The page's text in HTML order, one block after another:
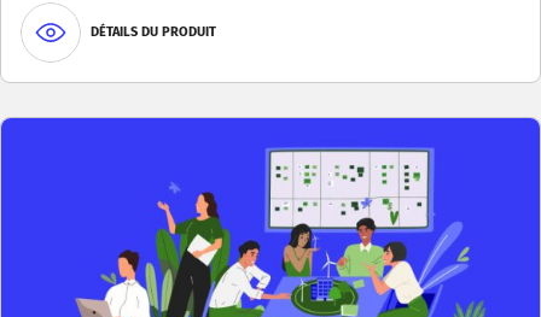
DÉTAILS DU PRODUIT